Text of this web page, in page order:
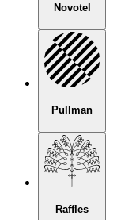
Novotel
Pullman
Raffles